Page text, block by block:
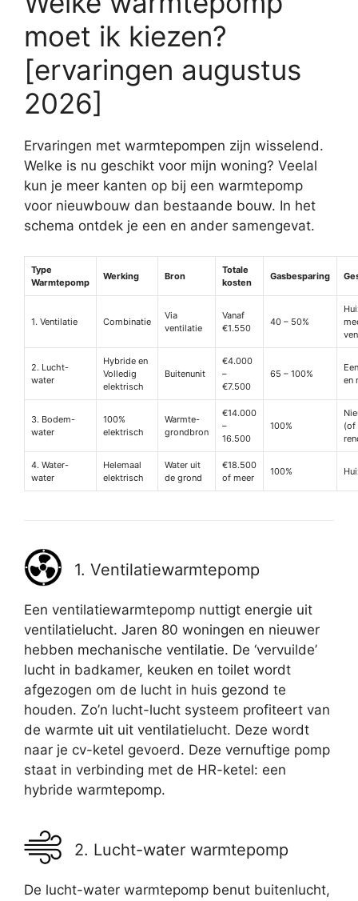
moet ik kiezen?
[ervaringen augustus
2026]
Ervaringen met warmtepompen zijn wisselend.
Welke is nu geschikt voor mijn woning? Veelal
kun je meer kanten op bij een warmtepomp
voor nieuwbouw dan bestaande bouw. In het
schema ontdek je een en ander samengevat.
Type
Warmtepomp
Werking Bron
Totale
kosten
Gasbesparing
1. Ventilatie Combinatie
Via
ventilatie
Vanaf
€1.550
40 – 50%
2. Lucht-
water
Hybride en
Volledig
elektrisch
Buitenunit
€4.000
–
€7.500
65 – 100%
en
3. Bodem-
water
100%
elektrisch
Warmte-
grondbron
€14.000
–
16.500
100%
(of
4. Water-
water
Helemaal
elektrisch
Water uit
de grond
€18.500
of meer
100%
1. Ventilatiewarmtepomp
Een ventilatiewarmtepomp nuttigt energie uit
ventilatielucht. Jaren 80 woningen en nieuwer
hebben mechanische ventilatie. De ‘vervuilde’
lucht in badkamer, keuken en toilet wordt
afgezogen om de lucht in huis gezond te
houden. Zo’n lucht-lucht systeem profiteert van
de warmte uit uit ventilatielucht. Deze wordt
naar je cv-ketel gevoerd. Deze vernuftige pomp
staat in verbinding met de HR-ketel: een
hybride warmtepomp.
2. Lucht-water warmtepomp
De lucht-water warmtepomp benut buitenlucht,